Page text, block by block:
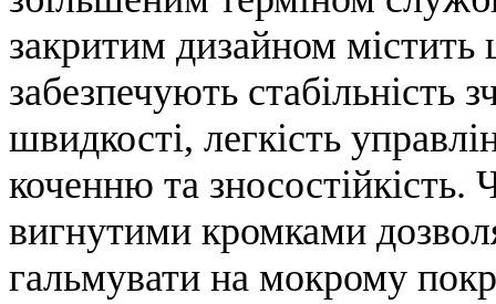
закритим дизайном містить
забезпечують стабільність
швидкості, легкість
коченню та зносостійкість.
вигнутими кромками
гальмувати на мокрому